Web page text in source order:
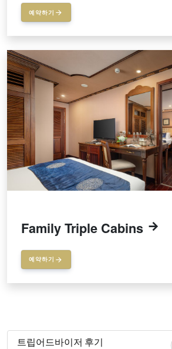
예약하기
Family Triple Cabins
예약하기
트립어드바이저 후기